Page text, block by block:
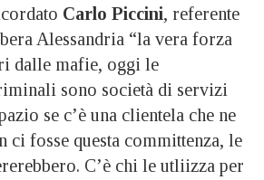
Carlo Piccini, referente
Alessandria “la vera forza
dalle mafie, oggi le
sono società di servizi
se c’è una clientela che ne
ci fosse questa committenza, le
C’è chi le utliizza per